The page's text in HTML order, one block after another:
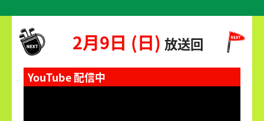
2月9日 (日) 放送回
YouTube 配信中